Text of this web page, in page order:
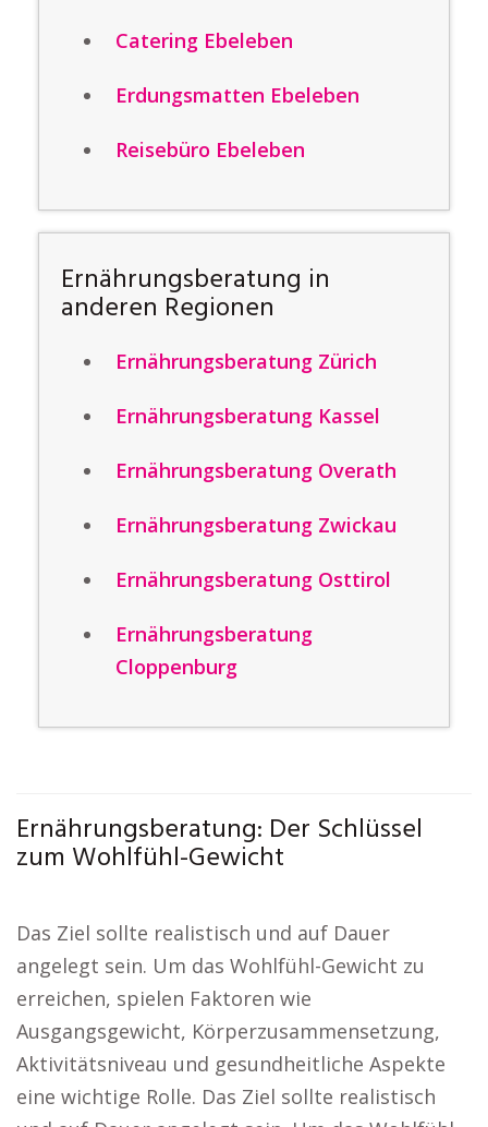
Catering Ebeleben
Erdungsmatten Ebeleben
Reisebüro Ebeleben
Ernährungsberatung in
anderen Regionen
Ernährungsberatung Zürich
Ernährungsberatung Kassel
Ernährungsberatung Overath
Ernährungsberatung Zwickau
Ernährungsberatung Osttirol
Ernährungsberatung
Cloppenburg
Ernährungsberatung: Der Schlüssel
zum Wohlfühl-Gewicht
Das Ziel sollte realistisch und auf Dauer
angelegt sein. Um das Wohlfühl-Gewicht zu
erreichen, spielen Faktoren wie
Ausgangsgewicht, Körperzusammensetzung,
Aktivitätsniveau und gesundheitliche Aspekte
eine wichtige Rolle. Das Ziel sollte realistisch